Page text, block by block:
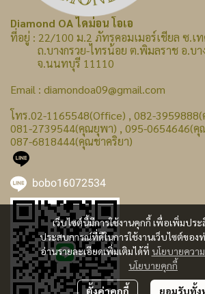
เว็บไซต์นี้มีการใช้งานคุกกี้ เพื่อเพิ่มปร
ประสบการณ์ที่ดีในการใช้งานเว็บไซต์ของ
อ่านรายละเอียดเพิ่มเติมได้ที่ นโยบายควา
นโยบายคุกกี้
ตั้งค่าคุกกี้ ยอมรับทั้ง
Diamond OA ไดม่อน โอเอ
ที่อยู่ : 22/100 ม.2 ภัทรคอมเมอร์เชียล ซ.เ
ถ.บางกรวย-ไทรน้อย ต.พิมลราช อ.บา
จ.นนทบุรี 11110
Email : diamondoa09@gmail.com
โทร.02-1165548(Office) , 082-
081-2739544(คุณยุพา) , 095-0654646(คุ
087-6818444(คุณชาคริยา)
bobo16072534